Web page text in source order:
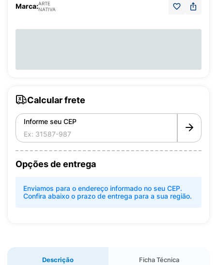
Marca:ARTE
NATIVA
Calcular frete
Informe seu CEP
Opções de entrega
Enviamos para o endereço informado no seu CEP.
Confira abaixo o prazo de entrega para a sua região.
Descrição Ficha Técnica